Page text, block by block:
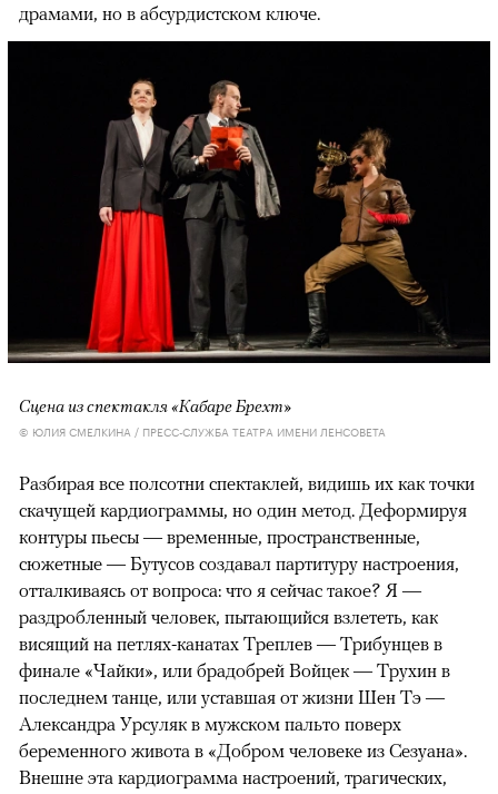
драмами, но в абсурдистском ключе.
Сцена из спектакля «Кабаре Брехт»
© ЮЛИЯ СМЕЛКИНА / ПРЕСС-СЛУЖБА ТЕАТРА ИМЕНИ ЛЕНСОВЕТА
Разбирая все полсотни спектаклей, видишь их как точки
скачущей кардиограммы, но один метод. Деформируя
контуры пьесы — временные, пространственные,
сюжетные — Бутусов создавал партитуру настроения,
отталкиваясь от вопроса: что я сейчас такое? Я —
раздробленный человек, пытающийся взлететь, как
висящий на петлях-канатах Треплев — Трибунцев в
финале «Чайки», или брадобрей Войцек — Трухин в
последнем танце, или уставшая от жизни Шен Тэ —
Александра Урсуляк в мужском пальто поверх
беременного живота в «Добром человеке из Сезуана».
Внешне эта кардиограмма настроений, трагических,